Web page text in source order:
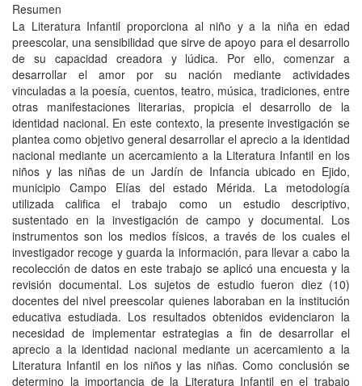
Resumen
La Literatura Infantil proporciona al niño y a la niña en edad
preescolar, una sensibilidad que sirve de apoyo para el desarrollo
de su capacidad creadora y lúdica. Por ello, comenzar a
desarrollar el amor por su nación mediante actividades
vinculadas a la poesía, cuentos, teatro, música, tradiciones, entre
otras manifestaciones literarias, propicia el desarrollo de la
identidad nacional. En este contexto, la presente investigación se
plantea como objetivo general desarrollar el aprecio a la identidad
nacional mediante un acercamiento a la Literatura Infantil en los
niños y las niñas de un Jardín de Infancia ubicado en Ejido,
municipio Campo Elías del estado Mérida. La metodología
utilizada califica el trabajo como un estudio descriptivo,
sustentado en la investigación de campo y documental. Los
instrumentos son los medios físicos, a través de los cuales el
investigador recoge y guarda la información, para llevar a cabo la
recolección de datos en este trabajo se aplicó una encuesta y la
revisión documental. Los sujetos de estudio fueron diez (10)
docentes del nivel preescolar quienes laboraban en la institución
educativa estudiada. Los resultados obtenidos evidenciaron la
necesidad de implementar estrategias a fin de desarrollar el
aprecio a la identidad nacional mediante un acercamiento a la
Literatura Infantil en los niños y las niñas. Como conclusión se
determino la importancia de la Literatura Infantil en el trabajo